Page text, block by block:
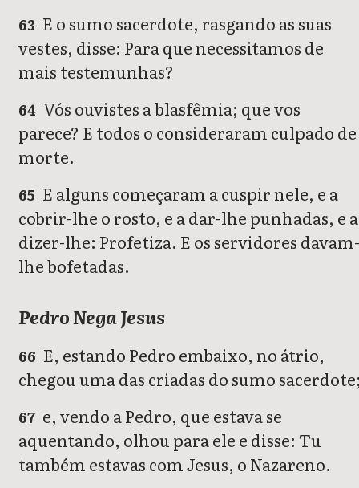
63 E o sumo sacerdote, rasgando as suas
vestes, disse: Para que necessitamos de
mais testemunhas?
64 Vós ouvistes a blasfêmia; que vos
parece? E todos o consideraram culpado de
morte.
65 E alguns começaram a cuspir nele, e a
cobrir-lhe o rosto, e a dar-lhe punhadas, e a
dizer-lhe: Profetiza. E os servidores davam-
lhe bofetadas.
Pedro Nega Jesus
66 E, estando Pedro embaixo, no átrio,
chegou uma das criadas do sumo
67 e, vendo a Pedro, que estava se
aquentando, olhou para ele e disse: Tu
também estavas com Jesus, o Nazareno.